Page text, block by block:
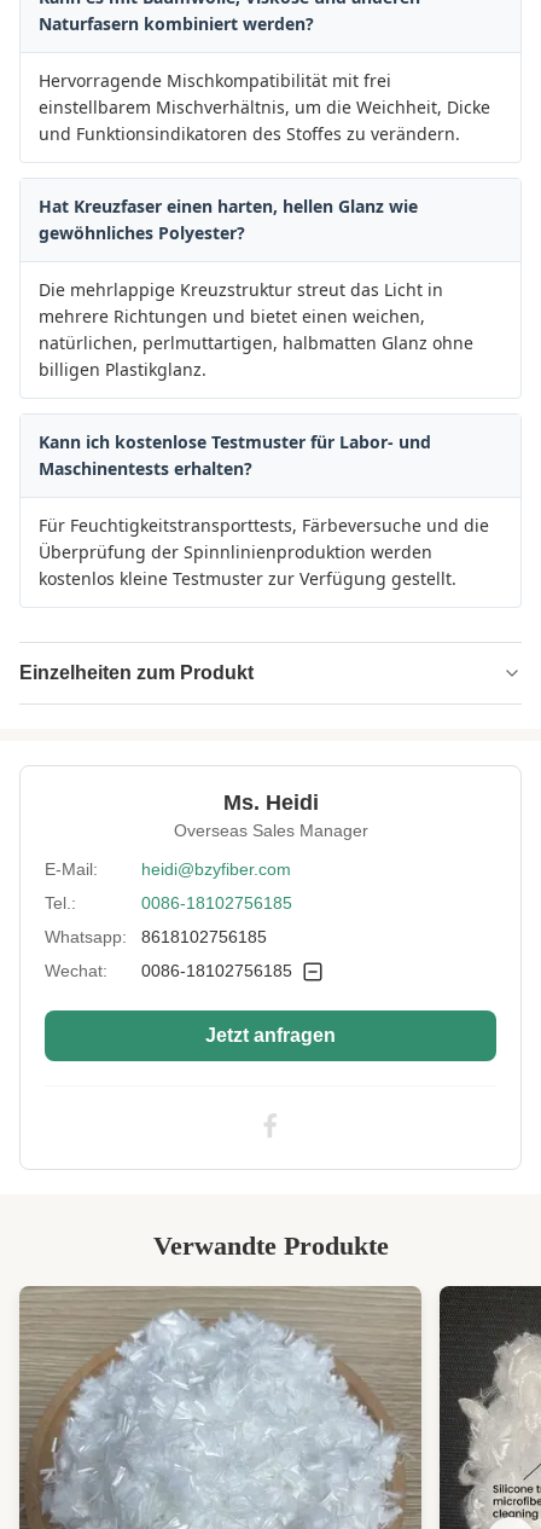
Naturfasern kombiniert werden?
Hervorragende Mischkompatibilität mit frei
einstellbarem Mischverhältnis, um die Weichheit, Dicke
und Funktionsindikatoren des Stoffes zu verändern.
Hat Kreuzfaser einen harten, hellen Glanz wie
gewöhnliches Polyester?
Die mehrlappige Kreuzstruktur streut das Licht in
mehrere Richtungen und bietet einen weichen,
natürlichen, perlmuttartigen, halbmatten Glanz ohne
billigen Plastikglanz.
Kann ich kostenlose Testmuster für Labor- und
Maschinentests erhalten?
Für Feuchtigkeitstransporttests, Färbeversuche und die
Überprüfung der Spinnlinienproduktion werden
kostenlos kleine Testmuster zur Verfügung gestellt.
Einzelheiten zum Produkt
Specification: 1.5D*38MM
Einheimische
Color: Weiß
More Sizes: Anpassbar
Siliconized/Non-
Silicified:
nicht verkieselt
Ms. Heidi
Overseas Sales Manager
E-Mail:
heidi@bzyfiber.com
Tel.:
0086-18102756185
Whatsapp:
8618102756185
Wechat:
0086-18102756185
Jetzt anfragen
Verwandte Produkte